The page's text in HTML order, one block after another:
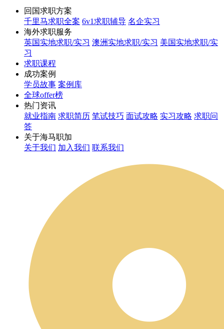
回国求职方案
千里马求职全案 6v1求职辅导 名企实习
海外求职服务
英国实地求职/实习 澳洲实地求职/实习 美国实地求职/实
习
求职课程
成功案例
学员故事 案例库
全球offer榜
热门资讯
就业指南 求职简历 笔试技巧 面试攻略 实习攻略 求职问
答
关于海马职加
关于我们 加入我们 联系我们